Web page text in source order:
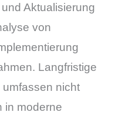
Aktualisierung
von
Langfristige
nicht
in moderne